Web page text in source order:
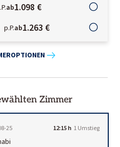
ab1.098 €
p.P.ab1.263 €
Zimmer
25 12:15 h 1 Umstieg